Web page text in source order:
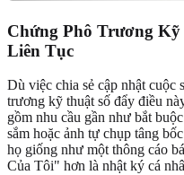
Chứng Phô Trương
Liên Tục
Dù việc chia sẻ cập nhật
trương kỹ thuật số đẩy điều
gồm nhu cầu gần như bắt
sắm hoặc ảnh tự chụp tâng
họ giống như một thông cáo
Của Tôi" hơn là nhật ký cá